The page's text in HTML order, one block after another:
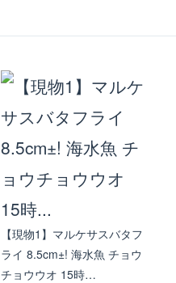
【現物1】マルケサスバタフ
ライ 8.5cm±! 海水魚 チョウ
チョウウオ 15時…